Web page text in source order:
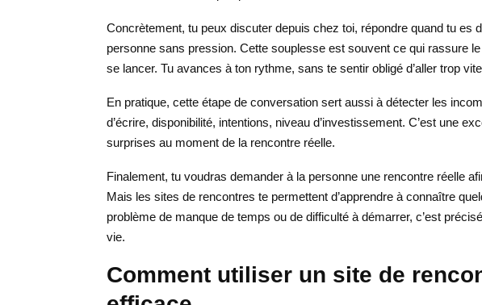
Concrètement, tu peux discuter depuis chez toi, répondre quand tu es
personne sans pression. Cette souplesse est souvent ce qui rassure
se lancer. Tu avances à ton rythme, sans te sentir obligé d’aller trop
En pratique, cette étape de conversation sert aussi à détecter les
d’écrire, disponibilité, intentions, niveau d’investissement. C’est une
surprises au moment de la rencontre réelle.
Finalement, tu voudras demander à la personne une rencontre réelle
Mais les sites de rencontres te permettent d’apprendre à connaître
problème de manque de temps ou de difficulté à démarrer, c’est
vie.
Comment utiliser un site de